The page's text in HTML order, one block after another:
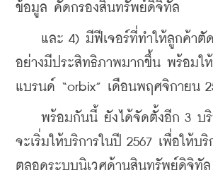
ข้อมูล คัดกรองสินทรัพย์ดิจิทัล
และ 4) มีฟีเจอร์ที่ทำให้ลูกค้าตัด
อย่างมีประสิทธิภาพมากขึ้น พร้อมให้
แบรนด์ “orbix” เดือนพฤศจิกายน
พร้อมกันนี้ ยังได้จัดตั้งอีก 3 บริ
จะเริ่มให้บริการในปี 2567 เพื่อให้บ
ตลอดระบบนิเวศด้านสินทรัพย์ดิจิทั